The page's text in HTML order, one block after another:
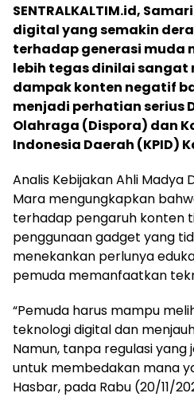
SENTRALKALTIM.id,
digital yang semakin
terhadap generasi muda
lebih tegas dinilai sangat
dampak konten negatif
menjadi perhatian serius
Olahraga (Dispora) dan
Indonesia Daerah (KPID)
Analis Kebijakan Ahli Madya
Mara mengungkapkan
terhadap pengaruh konten
penggunaan gadget yang
menekankan perlunya
pemuda memanfaatkan
“Pemuda harus mampu
teknologi digital dan
Namun, tanpa regulasi yang
untuk membedakan mana
Hasbar, pada Rabu (20/11/